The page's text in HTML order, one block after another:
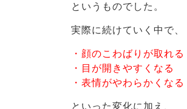
というものでした。
実際に続けていく中で、
・顔のこわばりが取れる
・目が開きやすくなる
・表情がやわらかくなる
といった変化に加え、